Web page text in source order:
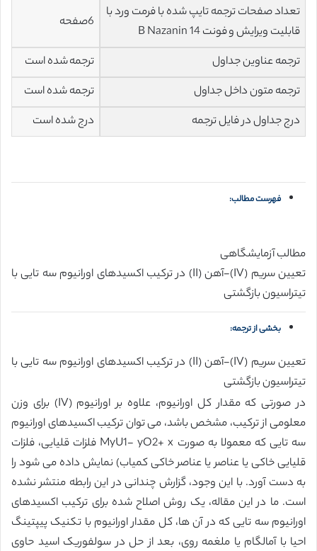
تعداد صفحات ترجمه تایپ شده با فرمت ورد با
قابلیت ویرایش و فونت 14 B Nazanin
6صفحه
ترجمه عناوین جداول
ترجمه شده است
ترجمه متون داخل جداول
ترجمه شده است
درج جداول در فایل ترجمه
درج شده است
فهرست مطالب:
مطالب آزمایشگاهی
تعیین سریم (IV)-آهن (II) در ترکیب اکسیدهای اورانیوم سه تایی با
تیتراسیون بازگشتی
بخشی از ترجمه:
تعیین سریم (IV)-آهن (II) در ترکیب اکسیدهای اورانیوم سه تایی با
تیتراسیون بازگشتی
در صورتی که مقدار کل اورانیوم، علاوه بر اورانیوم (IV) برای وزن
معلومی از ترکیب، مشخص باشد، می توان ترکیب اکسیدهای اورانیوم
سه تایی که معمولا به صورت MyU1- yO2+ x فلزات قلیایی، فلزات
قلیایی خاکی یا عناصر یا عناصر خاکی کمیاب) نمایش داده می شود را
به دست آورد. با این وجود، گزارش چندانی در این رابطه منتشر نشده
است. ما در این مقاله، یک روش اصلاح شده برای ترکیب اکسیدهای
اورانیوم سه تایی که در آن ها، کل مقدار اورانیوم با تکنیک پیپتینگ
احیا با آمالگام یا ملغمه روی، بعد از حل در سولفوریک اسید حاوی